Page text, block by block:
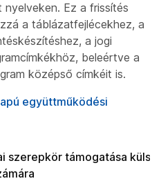
Ez a frissítés
a táblázatfejlécekhez, a
a jogi
beleértve a
középső címkéit is.
együttműködési
támogatása külső